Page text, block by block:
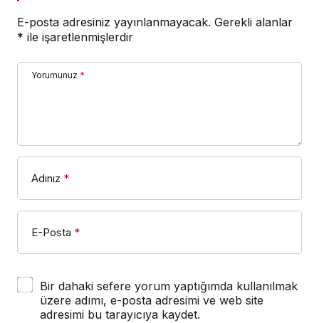
E-posta adresiniz yayınlanmayacak. Gerekli alanlar
* ile işaretlenmişlerdir
Yorumunuz *
Adınız *
E-Posta *
Bir dahaki sefere yorum yaptığımda kullanılmak
üzere adımı, e-posta adresimi ve web site
adresimi bu tarayıcıya kaydet.